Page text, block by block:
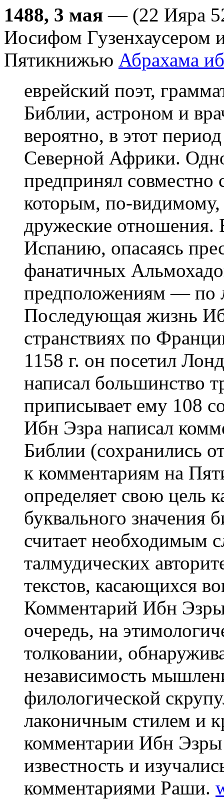
1488, 3 мая — (22 Ияра
Иосифом Гузенхаусером
Пятикнижью Абрахама
еврейский поэт,
Библии, астроном и
вероятно, в этот
Северной Африки.
предпринял совместно
которым, по-
дружеские отношения.
Испанию, опасаясь
фанатичных
предположениям — по
Последующая жизнь
странствиях по
1158 г. он посетил
написал большинство
приписывает ему 108
Ибн Эзра написал
Библии (сохранились
к комментариям на
определяет свою цель
буквального значения
считает необходимым
талмудических
текстов, касающихся
Комментарий Ибн
очередь, на
толковании,
независимость
филологической
лаконичным стилем и
комментарии Ибн
известность и
комментариями Раши.